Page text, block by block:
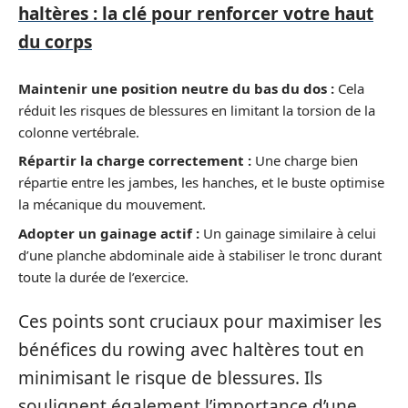
haltères : la clé pour renforcer votre haut
du corps
Maintenir une position neutre du bas du dos : Cela
réduit les risques de blessures en limitant la torsion de la
colonne vertébrale.
Répartir la charge correctement : Une charge bien
répartie entre les jambes, les hanches, et le buste optimise
la mécanique du mouvement.
Adopter un gainage actif : Un gainage similaire à celui
d’une planche abdominale aide à stabiliser le tronc durant
toute la durée de l’exercice.
Ces points sont cruciaux pour maximiser les
bénéfices du rowing avec haltères tout en
minimisant le risque de blessures. Ils